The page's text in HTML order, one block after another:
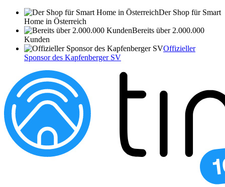
Der Shop für Smart
Home in Österreich
Bereits über 2.000.000
Kunden
Offizieller
Sponsor des Kapfenberger SV